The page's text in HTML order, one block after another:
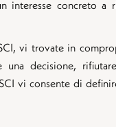
interesse concreto a
vi trovate in
decisione,
vi consente di